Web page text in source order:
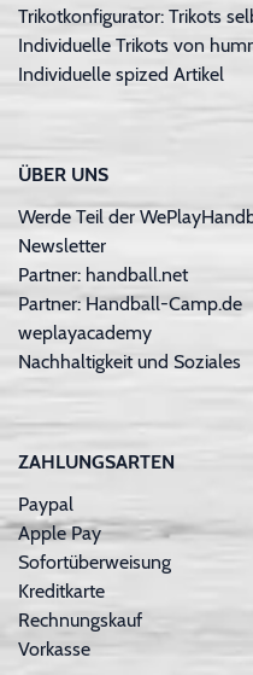
Trikotkonfigurator: Trikots
Individuelle Trikots von
Individuelle spized Artikel
ÜBER UNS
Werde Teil der
Newsletter
Partner: handball.net
Partner: Handball-Camp.de
weplayacademy
Nachhaltigkeit und Soziales
ZAHLUNGSARTEN
Paypal
Apple Pay
Sofortüberweisung
Kreditkarte
Rechnungskauf
Vorkasse